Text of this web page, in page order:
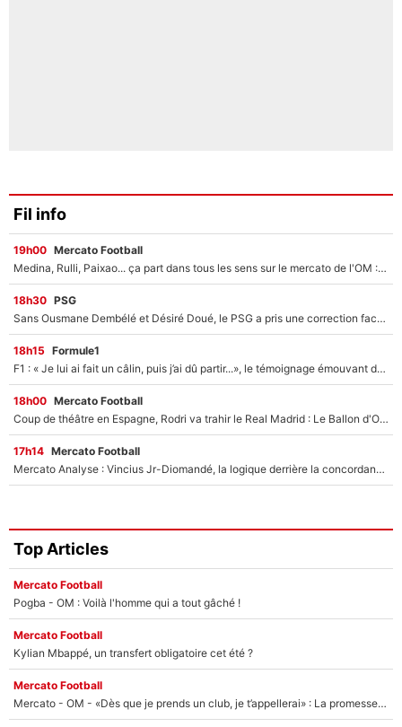
Fil info
19h00 Mercato Football
Medina, Rulli, Paixao... ça part dans tous les sens sur le mercato de l'OM : Frank McCourt va enfin récupérer l'argent qu'il attend ?
18h30 PSG
Sans Ousmane Dembélé et Désiré Doué, le PSG a pris une correction face à Majorque : Luis Enrique attend avec impatience des renforts !
18h15 Formule1
F1 : « Je lui ai fait un câlin, puis j’ai dû partir...», le témoignage émouvant de Max Verstappen sur sa fille
18h00 Mercato Football
Coup de théâtre en Espagne, Rodri va trahir le Real Madrid : Le Ballon d'Or a choisi de signer au FC Barcelone !
17h14 Mercato Football
Mercato Analyse : Vincius Jr-Diomandé, la logique derrière la concordance des temps
Top Articles
Mercato Football
Pogba - OM : Voilà l'homme qui a tout gâché !
Mercato Football
Kylian Mbappé, un transfert obligatoire cet été ?
Mercato Football
Mercato - OM - «Dès que je prends un club, je t’appellerai» : La promesse de Marcelino au moment de claquer la porte